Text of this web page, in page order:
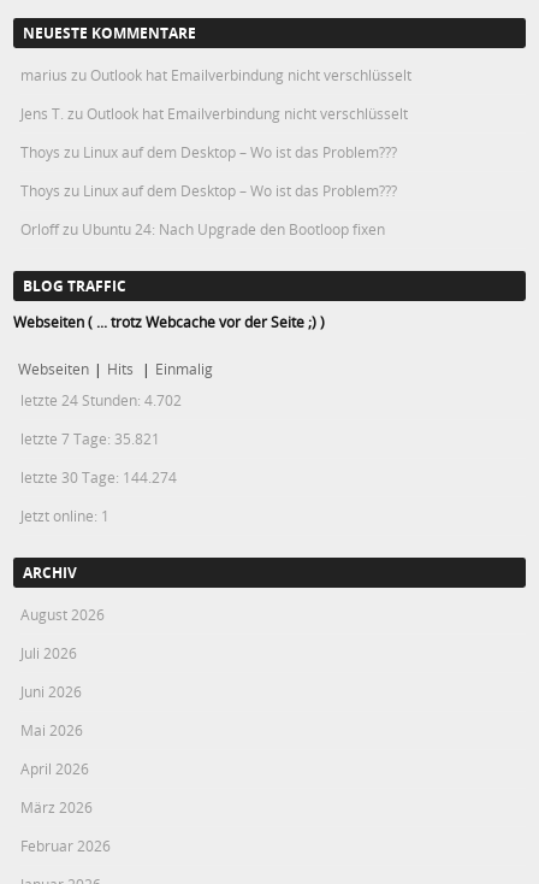
NEUESTE KOMMENTARE
marius zu Outlook hat Emailverbindung nicht verschlüsselt
Jens T. zu Outlook hat Emailverbindung nicht verschlüsselt
Thoys zu Linux auf dem Desktop – Wo ist das Problem???
Thoys zu Linux auf dem Desktop – Wo ist das Problem???
Orloffzu Ubuntu 24: Nach Upgrade den Bootloop fixen
BLOG TRAFFIC
Webseiten ( ... trotz Webcache vor der Seite ;) )
Webseiten | Hits | Einmalig
letzte 24 Stunden:4.702
letzte 7 Tage: 35.821
letzte 30 Tage: 144.274
Jetzt online: 1
ARCHIV
August 2026
Juli 2026
Juni 2026
Mai 2026
April 2026
März 2026
Februar 2026